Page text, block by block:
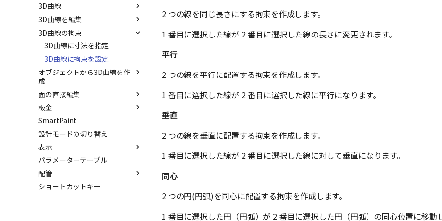
パーツの入れ替え
ProActiveBOM
カタログの右クリックメニュー
拘束関係の表示
親に固定
メカニズムモード
干渉チェック
解析
√aエラーチェック
隙間チェック
再生成
表示を再作成
抑制[非表示]
ゴーストパーツに設定
シェイプを合体
面を IntelliShape に変換
ソリッドに変換
グループ化
サーフェスを作成
スピン サーフェス
スイープ サーフェス
ロフト サーフェス
ルールド サーフェス
面からサーフェスを作成
メッシュサーフェス
面間フィレット
凝固
縫合
パッチ
3D曲線
直線
円
円弧
長方形
多角形
点
楕円
スプライン
らせん
サーフェス上のスプライン
動的フィレット
Triballで点を挿入
自動ルート
3D曲線を編集
トリム
移動
フィレット/面取り
サイズ変更
配列
ミラー
軸でミラー
回転
3D曲線の拘束
3D曲線に寸法を指定
3D曲線に拘束を設定
オブジェクトから3D曲線を作
成
3D 曲線を編集
3D 曲線を作成
交差曲線
投影曲線
曲線をラップ
アイソパラメトリック曲線
ブリッジ曲線
面の直接編集
面を移動
面を削除
面をマッチ
面をオフセット
面の半径を編集
面を分割
板金
展開/展開解除
ロフト
スケッチベンドの作成
切り抜き
成形ツール
ベンド角
SmartPaint
設計モードの切り替え
表示
スポイトへ抽出
今すぐレンダリング
アニメーション
パラメーターテーブル
配管
配管コマンド
ショートカットキー
2 つの線を同じ長さにする拘束を作成します。
1 番目に選択した線が 2 番目に選択した線の長さに変更されます。
平行
2 つの線を平行に配置する拘束を作成します。
1 番目に選択した線が 2 番目に選択した線に平行になります。
垂直
2 つの線を垂直に配置する拘束を作成します。
1 番目に選択した線が 2 番目に選択した線に対して垂直になります。
同心
2 つの円(円弧)を同心に配置する拘束を作成します。
1 番目に選択した円（円弧）が 2 番目に選択した円（円弧）の同心位置に移動